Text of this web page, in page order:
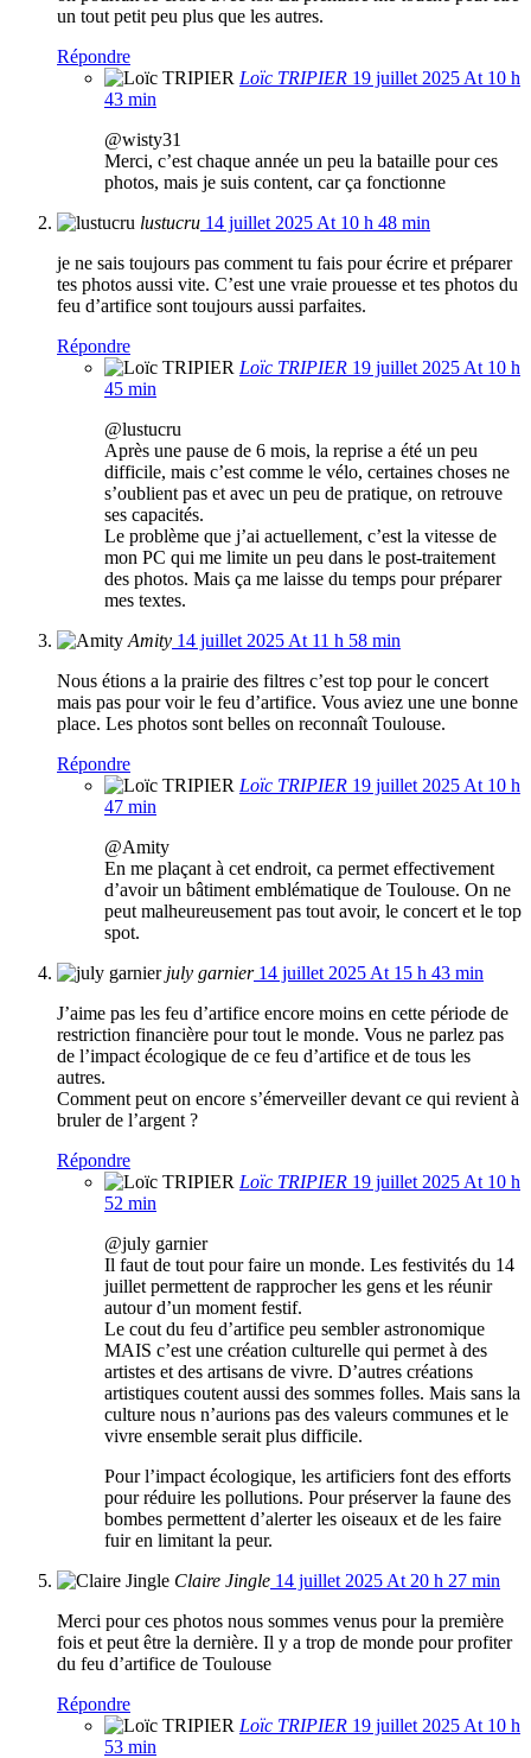
un tout petit peu plus que les autres.
Répondre
Loïc TRIPIER 19 juillet 2025 At 10 h
43 min
@wisty31
Merci, c’est chaque année un peu la bataille pour ces
photos, mais je suis content, car ça fonctionne
lustucru 14 juillet 2025 At 10 h 48 min
je ne sais toujours pas comment tu fais pour écrire et préparer
tes photos aussi vite. C’est une vraie prouesse et tes photos du
feu d’artifice sont toujours aussi parfaites.
Répondre
Loïc TRIPIER 19 juillet 2025 At 10 h
45 min
@lustucru
Après une pause de 6 mois, la reprise a été un peu
difficile, mais c’est comme le vélo, certaines choses ne
s’oublient pas et avec un peu de pratique, on retrouve
ses capacités.
Le problème que j’ai actuellement, c’est la vitesse de
mon PC qui me limite un peu dans le post-traitement
des photos. Mais ça me laisse du temps pour préparer
mes textes.
Amity 14 juillet 2025 At 11 h 58 min
Nous étions a la prairie des filtres c’est top pour le concert
mais pas pour voir le feu d’artifice. Vous aviez une une bonne
place. Les photos sont belles on reconnaît Toulouse.
Répondre
Loïc TRIPIER 19 juillet 2025 At 10 h
47 min
@Amity
En me plaçant à cet endroit, ca permet effectivement
d’avoir un bâtiment emblématique de Toulouse. On ne
peut malheureusement pas tout avoir, le concert et le top
spot.
july garnier 14 juillet 2025 At 15 h 43 min
J’aime pas les feu d’artifice encore moins en cette période de
restriction financière pour tout le monde. Vous ne parlez pas
de l’impact écologique de ce feu d’artifice et de tous les
autres.
Comment peut on encore s’émerveiller devant ce qui revient à
bruler de l’argent ?
Répondre
Loïc TRIPIER 19 juillet 2025 At 10 h
52 min
@july garnier
Il faut de tout pour faire un monde. Les festivités du 14
juillet permettent de rapprocher les gens et les réunir
autour d’un moment festif.
Le cout du feu d’artifice peu sembler astronomique
MAIS c’est une création culturelle qui permet à des
artistes et des artisans de vivre. D’autres créations
artistiques coutent aussi des sommes folles. Mais sans la
culture nous n’aurions pas des valeurs communes et le
vivre ensemble serait plus difficile.
Pour l’impact écologique, les artificiers font des efforts
pour réduire les pollutions. Pour préserver la faune des
bombes permettent d’alerter les oiseaux et de les faire
fuir en limitant la peur.
Claire Jingle 14 juillet 2025 At 20 h 27 min
Merci pour ces photos nous sommes venus pour la première
fois et peut être la dernière. Il y a trop de monde pour profiter
du feu d’artifice de Toulouse
Répondre
Loïc TRIPIER 19 juillet 2025 At 10 h
53 min